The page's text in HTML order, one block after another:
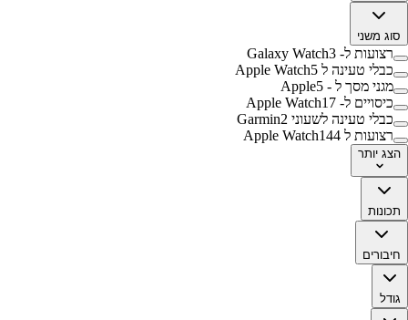
סוג משני
רצועות ל- Galaxy Watch 3
כבלי טעינה ל Apple Watch 5
מגני מסך ל - Apple 5
כיסויים ל- Apple Watch 17
כבלי טעינה לשעוני Garmin 2
רצועות ל Apple Watch 144
הצג יותר
תכונות
חיבורים
גודל